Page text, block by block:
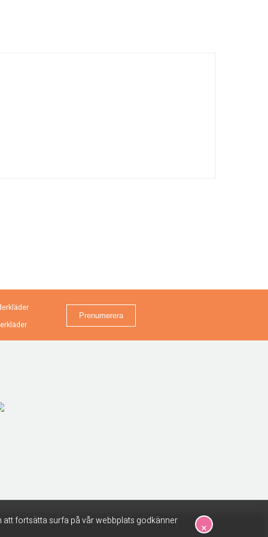
fortsätta surfa på vår webbplats godkänner
×